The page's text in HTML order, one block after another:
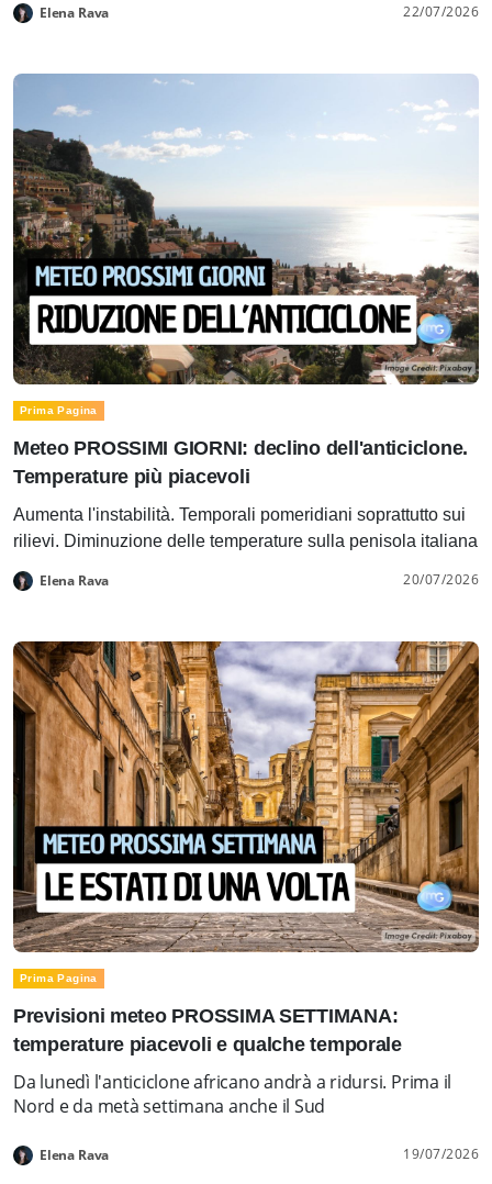
Elena Rava 22/07/2026
Prima Pagina
Meteo PROSSIMI GIORNI: declino dell'anticiclone.
Temperature più piacevoli
Aumenta l'instabilità. Temporali pomeridiani soprattutto sui
rilievi. Diminuzione delle temperature sulla penisola italiana
Elena Rava 20/07/2026
Prima Pagina
Previsioni meteo PROSSIMA SETTIMANA:
temperature piacevoli e qualche temporale
Da lunedì l'anticiclone africano andrà a ridursi. Prima il
Nord e da metà settimana anche il Sud
Elena Rava 19/07/2026